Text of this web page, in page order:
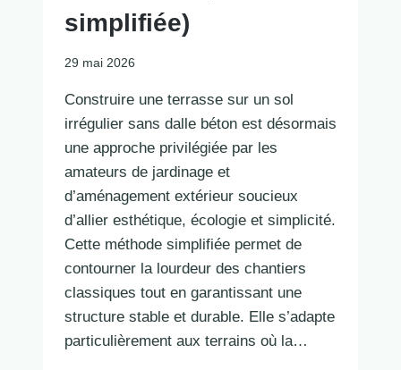
simplifiée)
29 mai 2026
Construire une terrasse sur un sol
irrégulier sans dalle béton est désormais
une approche privilégiée par les
amateurs de jardinage et
d’aménagement extérieur soucieux
d’allier esthétique, écologie et simplicité.
Cette méthode simplifiée permet de
contourner la lourdeur des chantiers
classiques tout en garantissant une
structure stable et durable. Elle s’adapte
particulièrement aux terrains où la…